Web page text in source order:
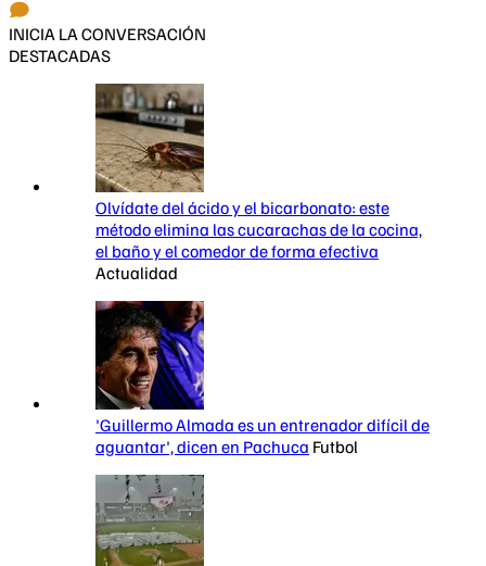
INICIA LA CONVERSACIÓN
DESTACADAS
Olvídate del ácido y el bicarbonato: este
método elimina las cucarachas de la cocina,
el baño y el comedor de forma efectiva
Actualidad
'Guillermo Almada es un entrenador difícil de
aguantar', dicen en Pachuca Futbol